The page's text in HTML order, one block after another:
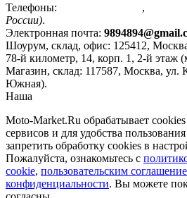
Телефоны: ,
России).
Электронная почта:
Шоурум, склад, офис: 125412,
78-й километр, 14, корп. 1, 2-й этаж
Магазин, склад: 117587, Москва, ул.
Южная).
Наша
Moto-Market.Ru обрабатывает
сервисов и для удобства
запретить обработку сookies в
Пожалуйста, ознакомьтесь с
cookie, пользовательским
конфиденциальности. Вы можете